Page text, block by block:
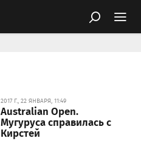
2017 Г., 22 ЯНВАРЯ, 11:49
Australian Open.
Мугуруса справилась с
Кирстей